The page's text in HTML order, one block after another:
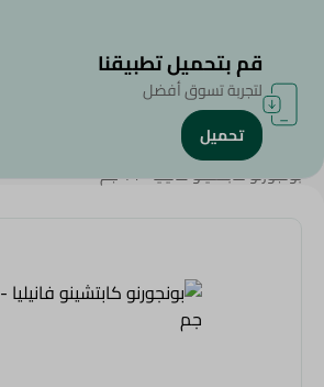
الرئيسية/منتجات البقالة
بونجورنو كابتشينو فانيليا - 14 جم
قم بتحميل تطبيقنا
لتجربة تسوق أفضل
تحميل